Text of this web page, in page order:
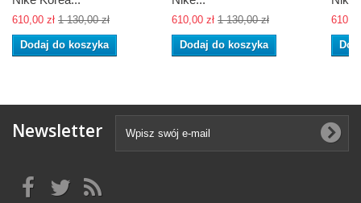
610,00 zł 1 130,00 zł
Dodaj do koszyka
610,00 zł 1 130,00 zł
Dodaj do koszyka
Newsletter